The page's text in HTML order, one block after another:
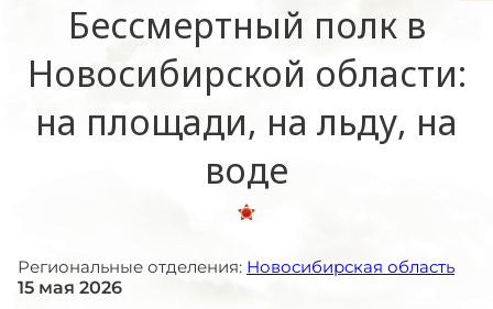
Бессмертный полк в
Новосибирской области:
на площади, на льду, на
воде
Региональные отделения: Новосибирская область
15 мая 2026